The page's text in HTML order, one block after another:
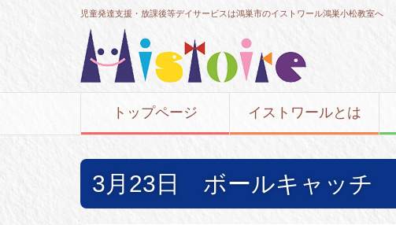
児童発達支援・放課後等デイサービスは鴻巣市のイストワール鴻巣小松教室へ
トップページ イストワールとは
3月23日 ボールキャッチ